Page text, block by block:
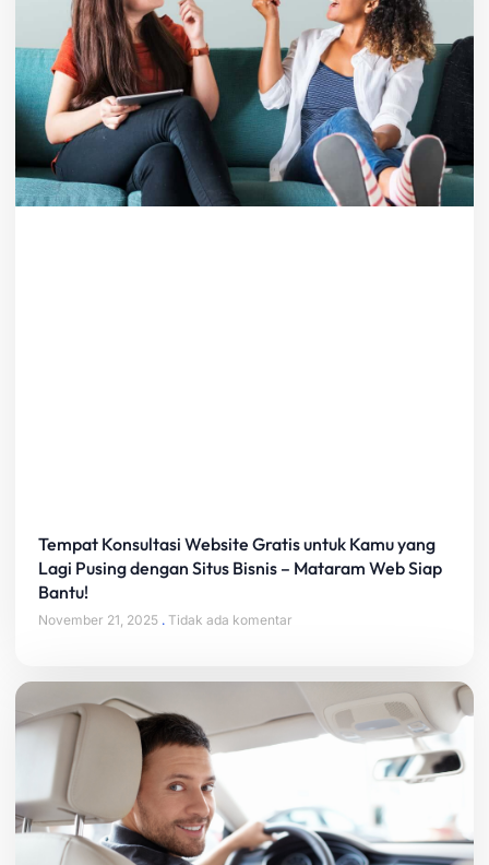
Tempat Konsultasi Website Gratis untuk Kamu yang
Lagi Pusing dengan Situs Bisnis – Mataram Web Siap
Bantu!
November 21, 2025 Tidak ada komentar